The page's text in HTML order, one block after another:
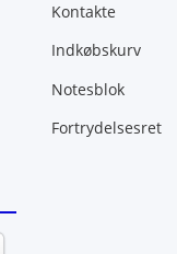
Kontakte
Indkøbskurv
Notesblok
Fortrydelsesret